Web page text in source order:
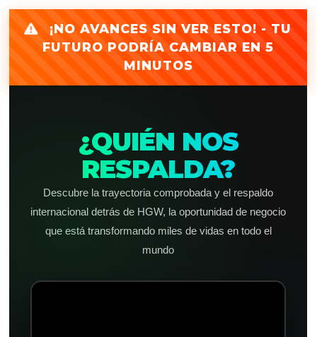
¡NO AVANCES SIN VER ESTO! - TU
FUTURO PODRÍA CAMBIAR EN 5
MINUTOS
¿QUIÉN NOS
RESPALDA?
Descubre la trayectoria comprobada y el respaldo
internacional detrás de HGW, la oportunidad de negocio
que está transformando miles de vidas en todo el
mundo